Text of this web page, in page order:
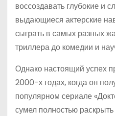
воссоздавать глубокие и
выдающиеся актерские
сыграть в самых разных
триллера до комедии и
Однако настоящий успех
2000-х годах, когда он
популярном сериале
сумел полностью